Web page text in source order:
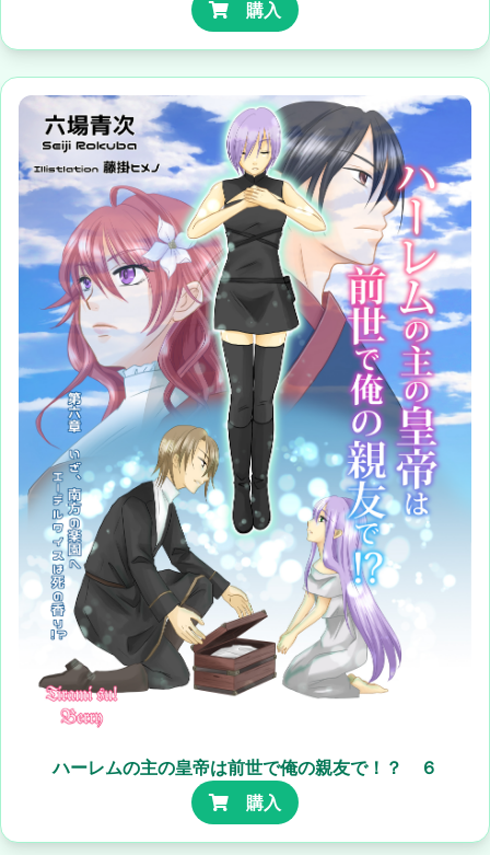
購入
ハーレムの主の皇帝は前世で俺の親友で！？ ６
購入